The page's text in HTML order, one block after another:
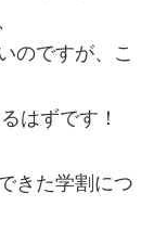
のですが、こ
はずです！
きた学割につ